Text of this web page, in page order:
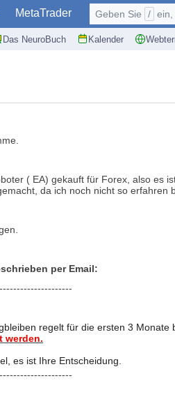
MetaTrader
Das NeuroBuch Kalender
Geben Sie / ein,
( EA) gekauft für Forex, also es
da ich noch nicht so erfahren
per Email:
regelt für die ersten 3 Monate
werden.
es ist Ihre Entscheidung.